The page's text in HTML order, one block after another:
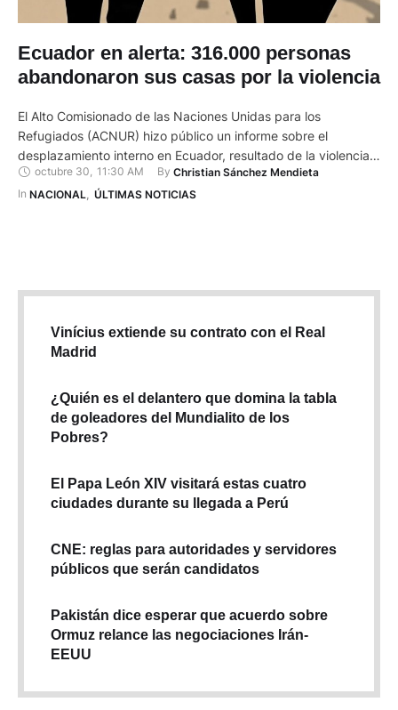
Ecuador en alerta: 316.000 personas
abandonaron sus casas por la violencia
El Alto Comisionado de las Naciones Unidas para los
Refugiados (ACNUR) hizo público un informe sobre el
desplazamiento interno en Ecuador, resultado de la violencia
criminal entre 2022 y 2024. La investigación, en la que
participaron la Defensoría del Pueblo del Ecuador (DPE) y la
octubre 30, 11:30 AM By Christian Sánchez Mendieta
In NACIONAL ÚLTIMAS NOTICIAS
Vinícius extiende su contrato con el Real
Madrid
¿Quién es el delantero que domina la tabla
de goleadores del Mundialito de los
Pobres?
El Papa León XIV visitará estas cuatro
ciudades durante su llegada a Perú
CNE: reglas para autoridades y servidores
públicos que serán candidatos
Pakistán dice esperar que acuerdo sobre
Ormuz relance las negociaciones Irán-
EEUU